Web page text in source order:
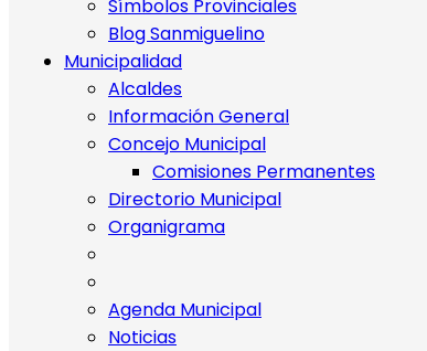
Símbolos Provinciales
Blog Sanmiguelino
Municipalidad
Alcaldes
Información General
Concejo Municipal
Comisiones Permanentes
Directorio Municipal
Organigrama
Agenda Municipal
Noticias